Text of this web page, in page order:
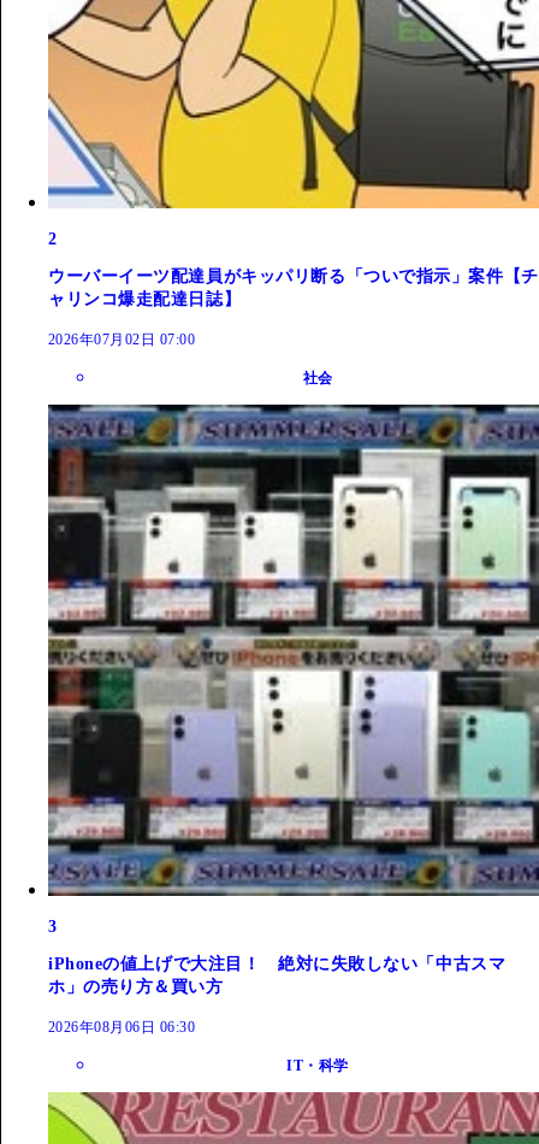
2
ウーバーイーツ配達員がキッパリ断る「ついで指示」案件【チ
ャリンコ爆走配達日誌】
2026年07月02日 07:00
社会
3
iPhoneの値上げで大注目！ 絶対に失敗しない「中古スマ
ホ」の売り方＆買い方
2026年08月06日 06:30
IT・科学